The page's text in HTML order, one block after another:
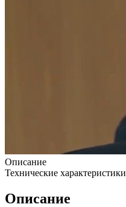
Описание
Технические характеристики
Описание